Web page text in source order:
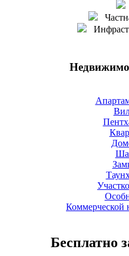
Коммерческой
Бесплатно